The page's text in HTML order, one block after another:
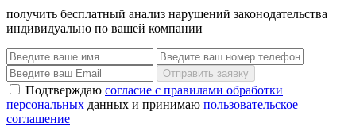
получить бесплатный анализ нарушений законодательства
индивидуально по вашей компании
Отправить заявку
Подтверждаю согласие с правилами обработки
персональных данных и принимаю пользовательское
соглашение